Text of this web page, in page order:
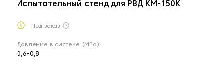
Испытательный стенд для РВД KM-150K
Под заказ
Давление в системе (МПа)
0,6-0,8